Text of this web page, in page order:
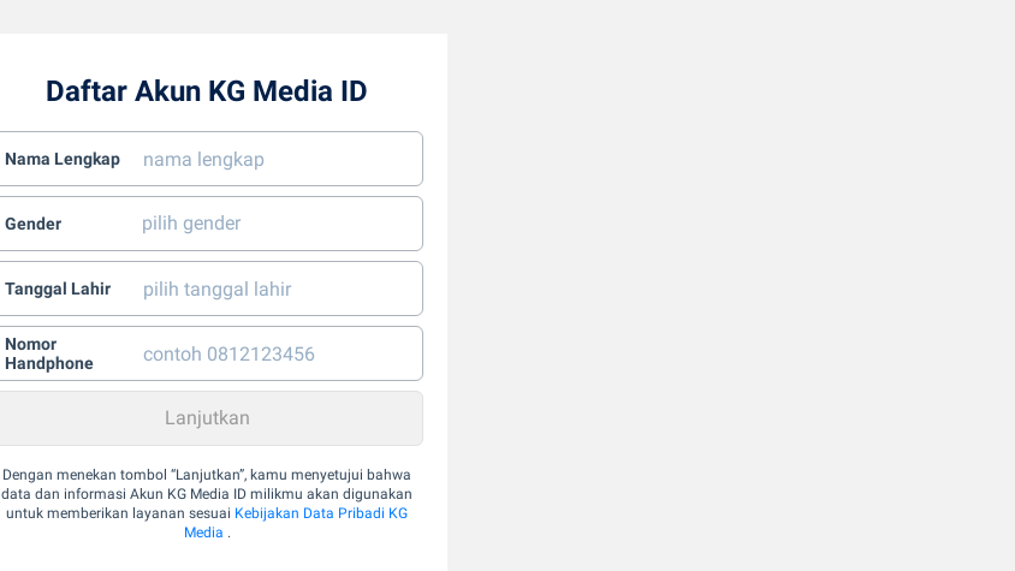
Daftar Akun KG Media ID
Nama Lengkap
Gender
Tanggal Lahir
Nomor
Handphone
Dengan menekan tombol “Lanjutkan”, kamu menyetujui bahwa
data dan informasi Akun KG Media ID milikmu akan digunakan
untuk memberikan layanan sesuai Kebijakan Data Pribadi KG
Media .